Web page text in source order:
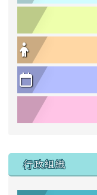
行政組織